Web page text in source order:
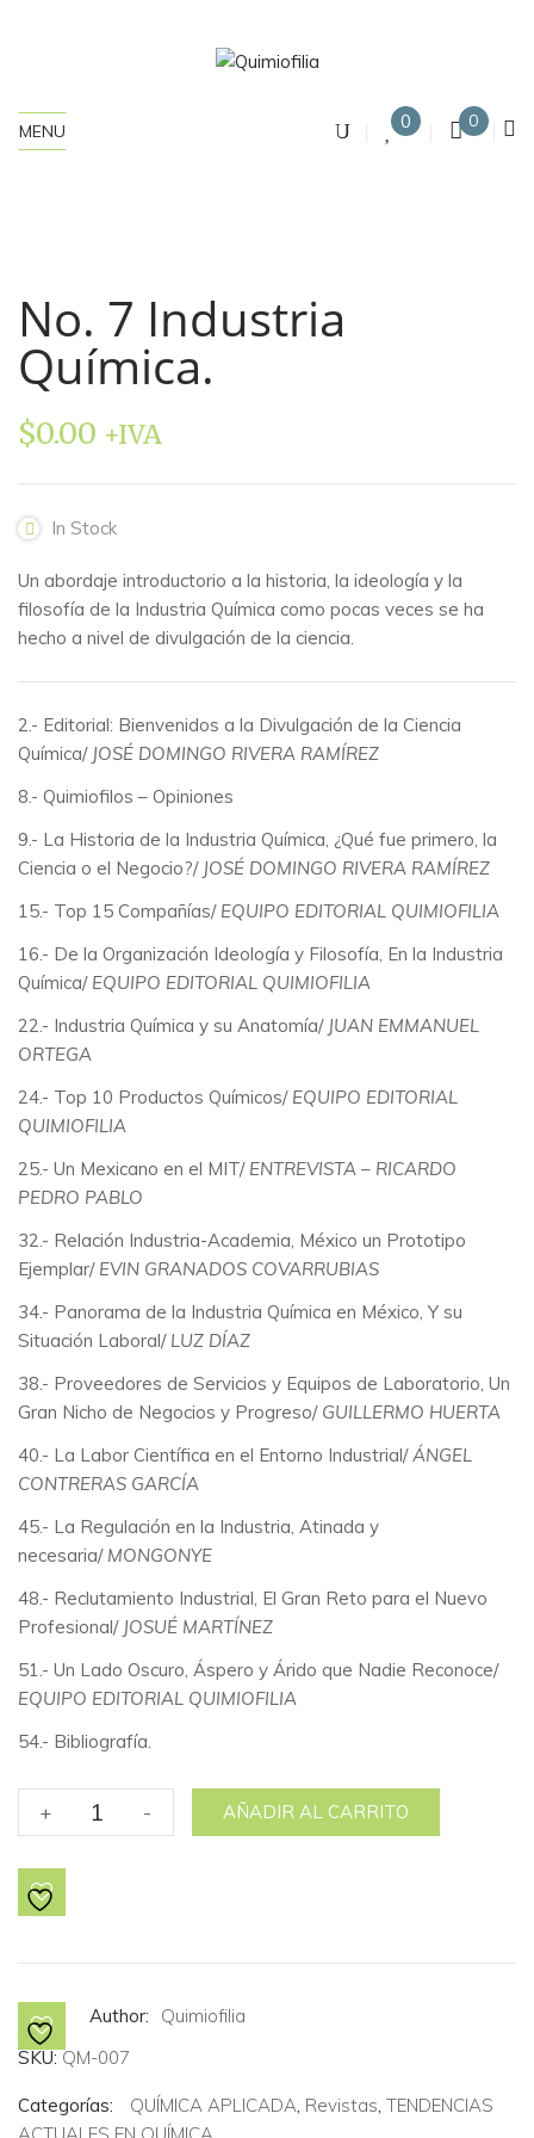
MENU 0 0
No. 7 Industria
Química.
$0.00 +IVA
In Stock
Un abordaje introductorio a la historia, la ideología y la
filosofía de la Industria Química como pocas veces se ha
hecho a nivel de divulgación de la ciencia.
2.- Editorial: Bienvenidos a la Divulgación de la Ciencia
Química/ JOSÉ DOMINGO RIVERA RAMÍREZ
8.- Quimiofilos – Opiniones
9.- La Historia de la Industria Química, ¿Qué fue primero, la
Ciencia o el Negocio?/ JOSÉ DOMINGO RIVERA RAMÍREZ
15.- Top 15 Compañías/ EQUIPO EDITORIAL QUIMIOFILIA
16.- De la Organización Ideología y Filosofía, En la Industria
Química/ EQUIPO EDITORIAL QUIMIOFILIA
22.- Industria Química y su Anatomía/ JUAN EMMANUEL
ORTEGA
24.- Top 10 Productos Químicos/ EQUIPO EDITORIAL
QUIMIOFILIA
25.- Un Mexicano en el MIT/ ENTREVISTA – RICARDO
PEDRO PABLO
32.- Relación Industria-Academia, México un Prototipo
Ejemplar/ EVIN GRANADOS COVARRUBIAS
34.- Panorama de la Industria Química en México, Y su
Situación Laboral/ LUZ DÍAZ
38.- Proveedores de Servicios y Equipos de Laboratorio, Un
Gran Nicho de Negocios y Progreso/ GUILLERMO HUERTA
40.- La Labor Científica en el Entorno Industrial/ÁNGEL
CONTRERAS GARCÍA
45.- La Regulación en la Industria, Atinada y
necesaria/ MONGONYE
48.- Reclutamiento Industrial, El Gran Reto para el Nuevo
Profesional/ JOSUÉ MARTÍNEZ
51.- Un Lado Oscuro, Áspero y Árido que Nadie Reconoce/
EQUIPO EDITORIAL QUIMIOFILIA
54.- Bibliografía.
+
No.
7
- AÑADIR AL CARRITO
Author:
Quimiofilia
SKU:QM-007
Categorías: QUÍMICA APLICADA, Revistas, TENDENCIAS